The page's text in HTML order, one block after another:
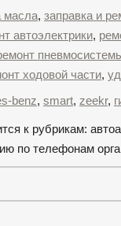
масла, заправка и
автоэлектрики,
ходовой части,
benz, smart, zeekr,
к рубрикам:
по телефонам